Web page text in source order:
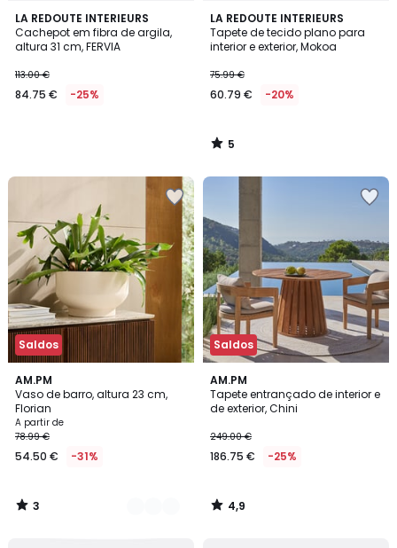
LA REDOUTE INTERIEURS
Cachepot em fibra de argila,
altura 31 cm, FERVIA
113.00 €
84.75 € -25%
LA REDOUTE INTERIEURS
Tapete de tecido plano para
interior e exterior, Mokoa
75.99 €
60.79 € -20%
5
/
5
5
/
Saldos
AM.PM
Vaso de barro, altura 23 cm,
Florian
A partir de
78.99 €
54.50 € -31%
3
/
5
3
Cores
3
/
Saldos
AM.PM
Tapete entrançado de interior e
de exterior, Chini
249.00 €
186.75 € -25%
4,9
/ 5
4,9
/